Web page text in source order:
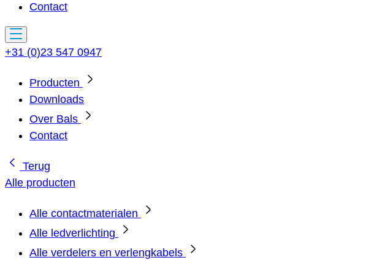
Contact
+31 (0)23 547 0947
Producten
Downloads
Over Bals
Contact
Terug
Alle producten
Alle contactmaterialen
Alle ledverlichting
Alle verdelers en verlengkabels